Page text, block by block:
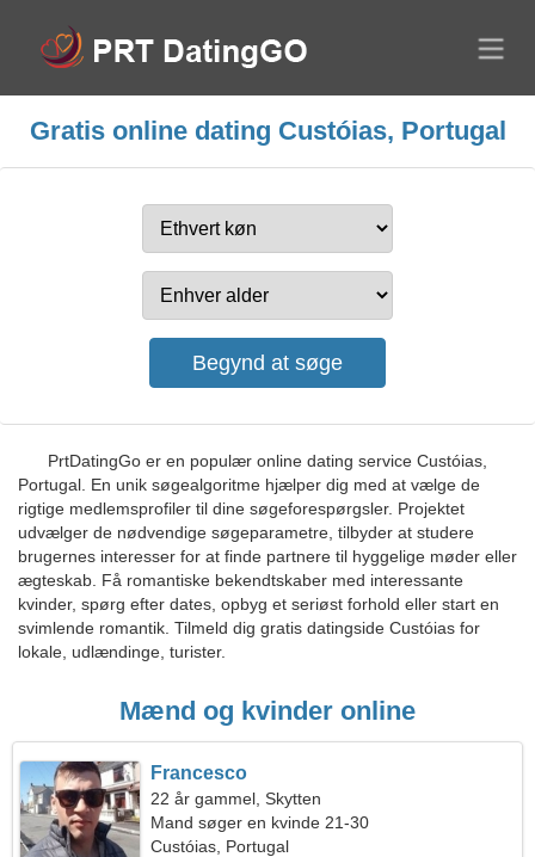
Gratis online dating Custóias, Portugal
PrtDatingGo er en populær online dating service Custóias,
Portugal. En unik søgealgoritme hjælper dig med at vælge de
rigtige medlemsprofiler til dine søgeforespørgsler. Projektet
udvælger de nødvendige søgeparametre, tilbyder at studere
brugernes interesser for at finde partnere til hyggelige møder eller
ægteskab. Få romantiske bekendtskaber med interessante
kvinder, spørg efter dates, opbyg et seriøst forhold eller start en
svimlende romantik. Tilmeld dig gratis datingside Custóias for
lokale, udlændinge, turister.
Mænd og kvinder online
Francesco
22 år gammel, Skytten
Mand søger en kvinde 21-30
Custóias, Portugal